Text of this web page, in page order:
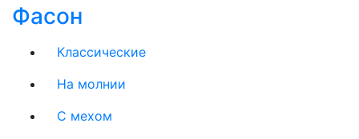
Фасон
Классические
На молнии
C мехом